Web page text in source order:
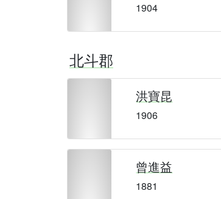
1904
北斗郡
洪寶昆
1906
曾進益
1881